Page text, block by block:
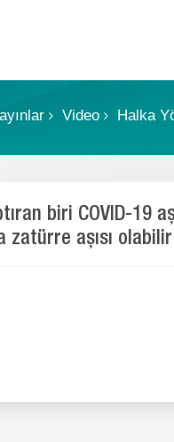
Video Halka
biri COVID-19
zatürre aşısı